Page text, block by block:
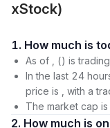
xStock)
1. How
As of , () is
In the last 24
price is , with a
The market cap
2. How much is